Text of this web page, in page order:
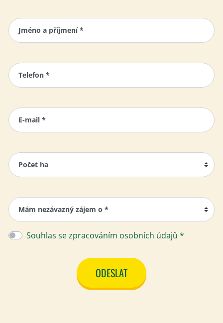
Jméno a příjmení *
Telefon *
E-mail *
Počet ha
Mám nezávazný zájem o *
Souhlas se zpracováním osobních údajů *